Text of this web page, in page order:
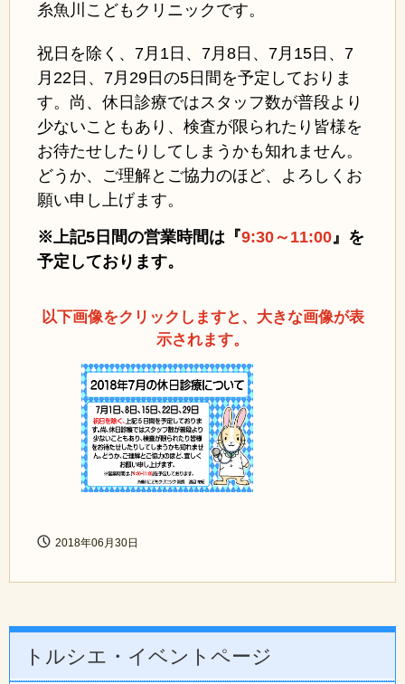
糸魚川こどもクリニックです。
祝日を除く、7月1日、7月8日、7月15日、7
月22日、7月29日の5日間を予定しておりま
す。尚、休日診療ではスタッフ数が普段より
少ないこともあり、検査が限られたり皆様を
お待たせしたりしてしまうかも知れません。
どうか、ご理解とご協力のほど、よろしくお
願い申し上げます。
※上記5日間の営業時間は『9:30～11:00』を
予定しております。
以下画像をクリックしますと、大きな画像が表
示されます。
2018年06月30日
トルシエ・イベントページ